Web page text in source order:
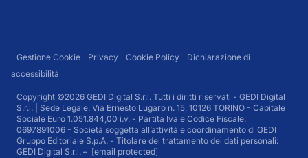
Gestione Cookie Privacy Cookie Policy
Dichiarazione di
accessibilità
Copyright ©2026 GEDI Digital S.r.l. Tutti i diritti riservati - GEDI Digital
S.r.l. | Sede Legale: Via Ernesto Lugaro n. 15, 10126 TORINO - Capitale
Sociale Euro 1.051.844,00 i.v. - Partita Iva e Codice Fiscale:
0697891006 - Società soggetta all’attività e coordinamento di GEDI
Gruppo Editoriale S.p.A. - Titolare del trattamento dei dati personali:
GEDI Digital S.r.l. – [email protected]